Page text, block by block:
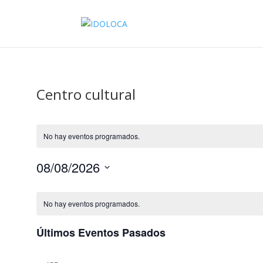
Centro cultural
No hay eventos programados.
08/08/2026
fecha.
de
Eventos
No hay eventos programados.
Últimos Eventos Pasados